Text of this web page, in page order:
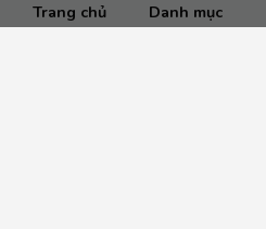
Trang chủ Danh mục